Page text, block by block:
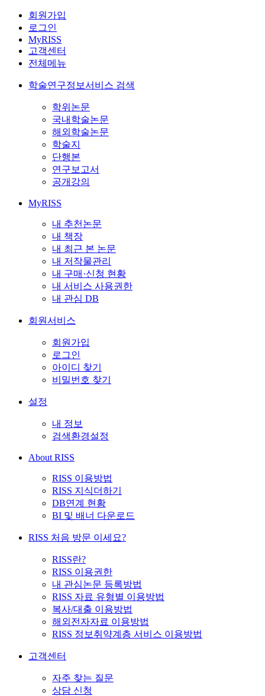
회원가입
로그인
MyRISS
고객센터
전체메뉴
학술연구정보서비스 검색
학위논문
국내학술논문
해외학술논문
학술지
단행본
연구보고서
공개강의
MyRISS
내 추천논문
내 책장
내 최근 본 논문
내 저작물관리
내 구매·신청 현황
내 서비스 사용권한
내 관심 DB
회원서비스
회원가입
로그인
아이디 찾기
비밀번호 찾기
설정
내 정보
검색환경설정
About RISS
RISS 이용방법
RISS 지식더하기
DB연계 현황
BI 및 배너 다운로드
RISS 처음 방문 이세요?
RISS란?
RISS 이용권한
내 관심논문 등록방법
RISS 자료 유형별 이용방법
복사/대출 이용방법
해외전자자료 이용방법
RISS 정보취약계층 서비스 이용방법
고객센터
자주 찾는 질문
상담 신청